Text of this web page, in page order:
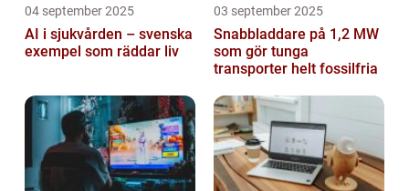
04 september 2025
AI i sjukvården – svenska
exempel som räddar liv
03 september 2025
Snabbladdare på 1,2 MW
som gör tunga
transporter helt fossilfria